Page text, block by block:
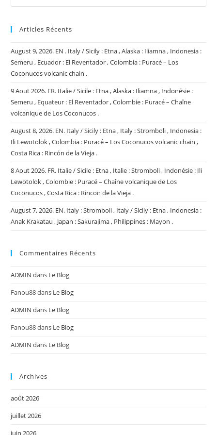
Articles Récents
August 9, 2026. EN . Italy / Sicily : Etna , Alaska : Iliamna , Indonesia :
Semeru , Ecuador : El Reventador , Colombia : Puracé – Los
Coconucos volcanic chain .
9 Aout 2026. FR. Italie / Sicile : Etna , Alaska : Iliamna , Indonésie :
Semeru , Equateur : El Reventador , Colombie : Puracé – Chaîne
volcanique de Los Coconucos .
August 8, 2026. EN. Italy / Sicily : Etna , Italy : Stromboli , Indonesia :
Ili Lewotolok , Colombia : Puracé – Los Coconucos volcanic chain ,
Costa Rica : Rincón de la Vieja .
8 Aout 2026. FR. Italie / Sicile : Etna , Italie : Stromboli , Indonésie : Ili
Lewotolok , Colombie : Puracé – Chaîne volcanique de Los
Coconucos , Costa Rica : Rincon de la Vieja .
August 7, 2026. EN. Italy : Stromboli , Italy / Sicily : Etna , Indonesia :
Anak Krakatau , Japan : Sakurajima , Philippines : Mayon .
Commentaires Récents
ADMIN dans Le Blog
Fanou88dans Le Blog
ADMIN dans Le Blog
Fanou88dans Le Blog
ADMIN dans Le Blog
Archives
août 2026
juillet 2026
juin 2026